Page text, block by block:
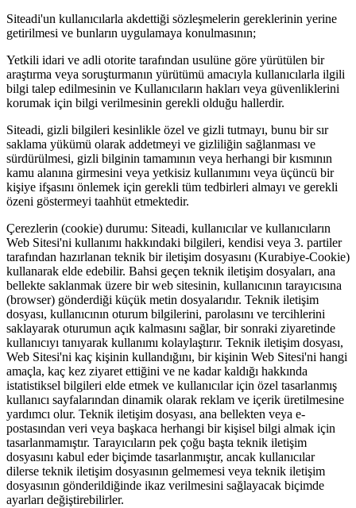
Siteadi'un kullanıcılarla akdettiği sözleşmelerin gereklerinin yerine
getirilmesi ve bunların uygulamaya konulmasının;
Yetkili idari ve adli otorite tarafından usulüne göre yürütülen bir
araştırma veya soruşturmanın yürütümü amacıyla kullanıcılarla ilgili
bilgi talep edilmesinin ve Kullanıcıların hakları veya güvenliklerini
korumak için bilgi verilmesinin gerekli olduğu hallerdir.
Siteadi, gizli bilgileri kesinlikle özel ve gizli tutmayı, bunu bir sır
saklama yükümü olarak addetmeyi ve gizliliğin sağlanması ve
sürdürülmesi, gizli bilginin tamamının veya herhangi bir kısmının
kamu alanına girmesini veya yetkisiz kullanımını veya üçüncü bir
kişiye ifşasını önlemek için gerekli tüm tedbirleri almayı ve gerekli
özeni göstermeyi taahhüt etmektedir.
Çerezlerin (cookie) durumu: Siteadi, kullanıcılar ve kullanıcıların
Web Sitesi'ni kullanımı hakkındaki bilgileri, kendisi veya 3. partiler
tarafından hazırlanan teknik bir iletişim dosyasını (Kurabiye-Cookie)
kullanarak elde edebilir. Bahsi geçen teknik iletişim dosyaları, ana
bellekte saklanmak üzere bir web sitesinin, kullanıcının tarayıcısına
(browser) gönderdiği küçük metin dosyalarıdır. Teknik iletişim
dosyası, kullanıcının oturum bilgilerini, parolasını ve tercihlerini
saklayarak oturumun açık kalmasını sağlar, bir sonraki ziyaretinde
kullanıcıyı tanıyarak kullanımı kolaylaştırır. Teknik iletişim dosyası,
Web Sitesi'ni kaç kişinin kullandığını, bir kişinin Web Sitesi'ni hangi
amaçla, kaç kez ziyaret ettiğini ve ne kadar kaldığı hakkında
istatistiksel bilgileri elde etmek ve kullanıcılar için özel tasarlanmış
kullanıcı sayfalarından dinamik olarak reklam ve içerik üretilmesine
yardımcı olur. Teknik iletişim dosyası, ana bellekten veya e-
postasından veri veya başkaca herhangi bir kişisel bilgi almak için
tasarlanmamıştır. Tarayıcıların pek çoğu başta teknik iletişim
dosyasını kabul eder biçimde tasarlanmıştır, ancak kullanıcılar
dilerse teknik iletişim dosyasının gelmemesi veya teknik iletişim
dosyasının gönderildiğinde ikaz verilmesini sağlayacak biçimde
ayarları değiştirebilirler.